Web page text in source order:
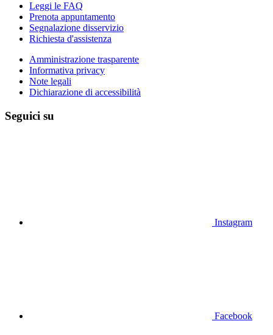
Leggi le FAQ
Prenota appuntamento
Segnalazione disservizio
Richiesta d'assistenza
Amministrazione trasparente
Informativa privacy
Note legali
Dichiarazione di accessibilità
Seguici su
Instagram
Facebook